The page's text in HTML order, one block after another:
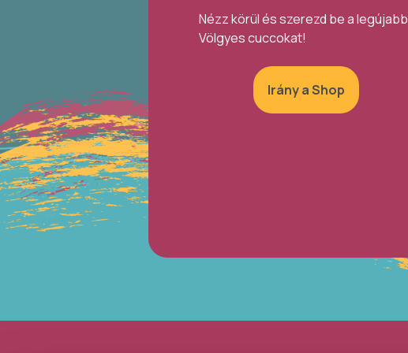
Nézz körül és szerezd be a legújabb
Völgyes cuccokat!
Irány a Shop